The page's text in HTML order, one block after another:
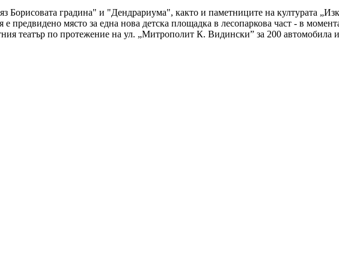
Борисовата градина" и "Дендрариума", както и паметниците на културата
предвидено място за една нова детска площадка в лесопаркова част - в
театър по протежение на ул. „Митрополит К. Видински” за 200 автомобила